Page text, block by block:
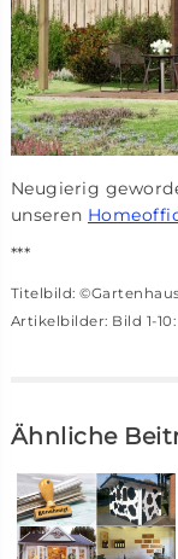
Neugierig
unseren
***
Titelbild:
Artikelbilder: Bild 1-
Ähnliche